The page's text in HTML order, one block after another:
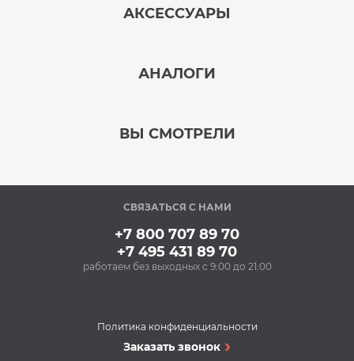
АКСЕССУАРЫ
стали BON BN-175
(500 мл)
348 Р
АНАЛОГИ
Духовой шкаф
ВЫ СМОТРЕЛИ
В наличии
СВЯЗАТЬСЯ С НАМИ
+7 800 707 89 70
+7 495 431 89 70
работаем без выходных с 9:00 до 21:00
Политика конфиденциальности
Заказать звонок